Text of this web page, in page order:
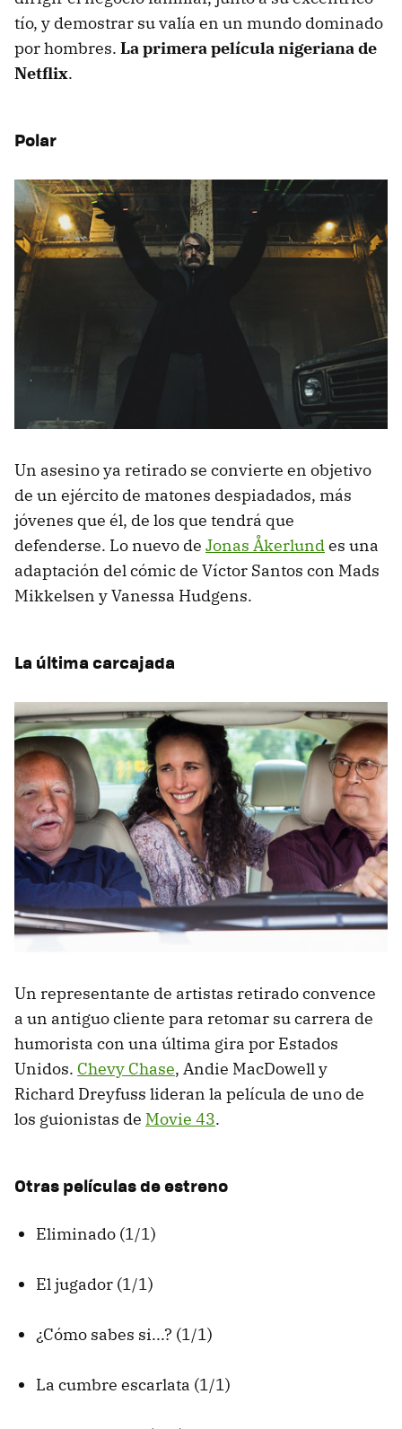
tío, y demostrar su valía en un mundo dominado
por hombres. La primera película nigeriana de
Netflix.
Polar
Un asesino ya retirado se convierte en objetivo
de un ejército de matones despiadados, más
jóvenes que él, de los que tendrá que
defenderse. Lo nuevo de Jonas Åkerlundes una
adaptación del cómic de Víctor Santos con Mads
Mikkelsen y Vanessa Hudgens.
La última carcajada
Un representante de artistas retirado convence
a un antiguo cliente para retomar su carrera de
humorista con una última gira por Estados
Unidos. Chevy Chase, Andie MacDowell y
Richard Dreyfuss lideran la película de uno de
los guionistas de Movie 43.
Otras películas de estreno
Eliminado (1/1)
El jugador (1/1)
¿Cómo sabes si...? (1/1)
La cumbre escarlata (1/1)